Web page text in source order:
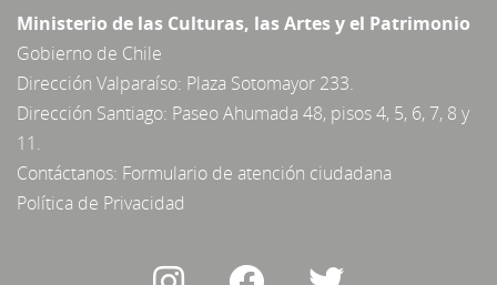
Ministerio de las Culturas, las Artes y el Patrimonio
Gobierno de Chile
Dirección Valparaíso: Plaza Sotomayor 233.
Dirección Santiago: Paseo Ahumada 48, pisos 4, 5, 6, 7, 8 y
11.
Contáctanos: Formulario de atención ciudadana
Política de Privacidad